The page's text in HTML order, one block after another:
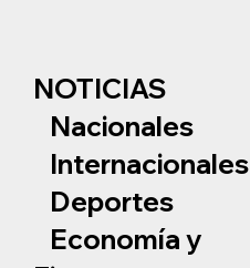
NOTICIAS
Nacionales
Internacionales
Deportes
Economía y